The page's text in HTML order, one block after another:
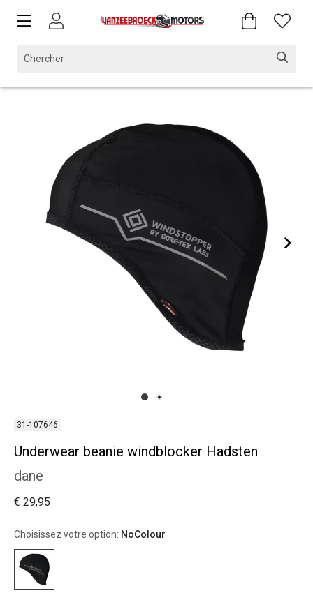
31-107646
Underwear beanie windblocker Hadsten
dane
€ 29,95
Choisissez votre option: NoColour